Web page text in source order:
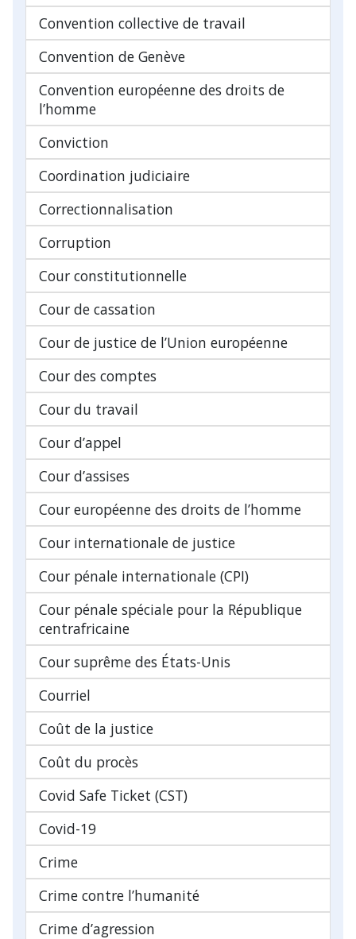
Convention collective de travail
Convention de Genève
Convention européenne des droits de
l’homme
Conviction
Coordination judiciaire
Correctionnalisation
Corruption
Cour constitutionnelle
Cour de cassation
Cour de justice de l’Union européenne
Cour des comptes
Cour du travail
Cour d’appel
Cour d’assises
Cour européenne des droits de l’homme
Cour internationale de justice
Cour pénale internationale (CPI)
Cour pénale spéciale pour la République
centrafricaine
Cour suprême des États-Unis
Courriel
Coût de la justice
Coût du procès
Covid Safe Ticket (CST)
Covid-19
Crime
Crime contre l’humanité
Crime d’agression